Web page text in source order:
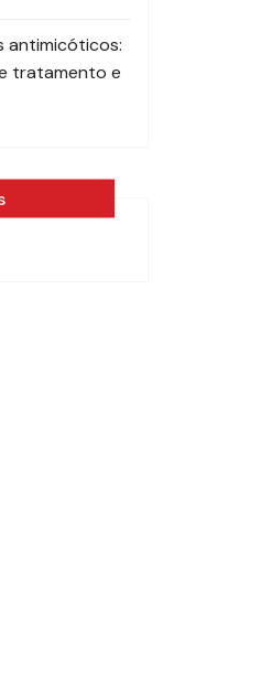
antimicóticos:
tratamento e